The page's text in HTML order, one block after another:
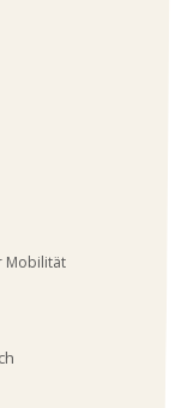
Mobilität